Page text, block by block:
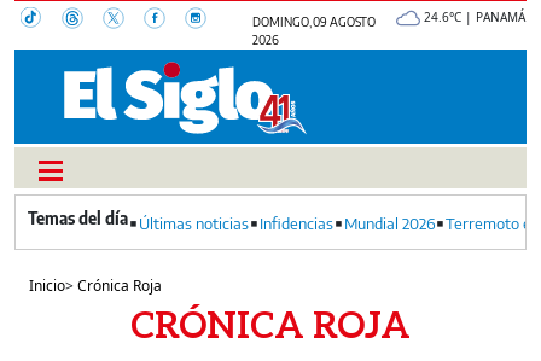
DOMINGO, 09 AGOSTO
2026
24.6°C | PANAMÁ
Últimas noticias Infidencias Mundial 2026 Terremoto
Inicio>Crónica Roja
CRÓNICA ROJA